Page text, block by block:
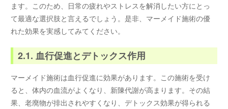
ます。このため、日常の疲れやストレスを解消したい方にとっ
て最適な選択肢と言えるでしょう。是非、マーメイド施術の優
れた効果を実感してみてください。
2.1. 血行促進とデトックス作用
マーメイド施術は血行促進に効果があります。この施術を受け
ると、体内の血流がよくなり、新陳代謝が高まります。その結
果、老廃物が排出されやすくなり、デトックス効果が得られる